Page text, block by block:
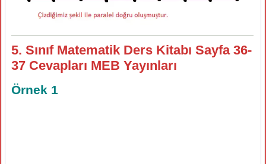
5. Sınıf Matematik Ders Kitabı Sayfa 36-
37 Cevapları MEB Yayınları
Örnek 1